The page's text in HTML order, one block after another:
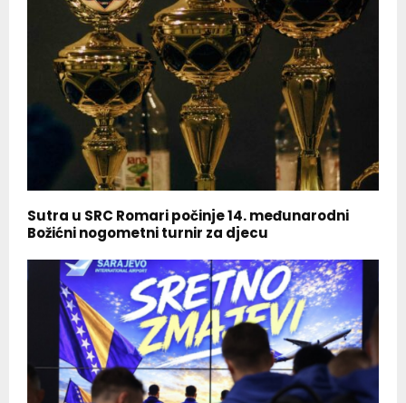
Sutra u SRC Romari počinje 14. međunarodni
Božićni nogometni turnir za djecu